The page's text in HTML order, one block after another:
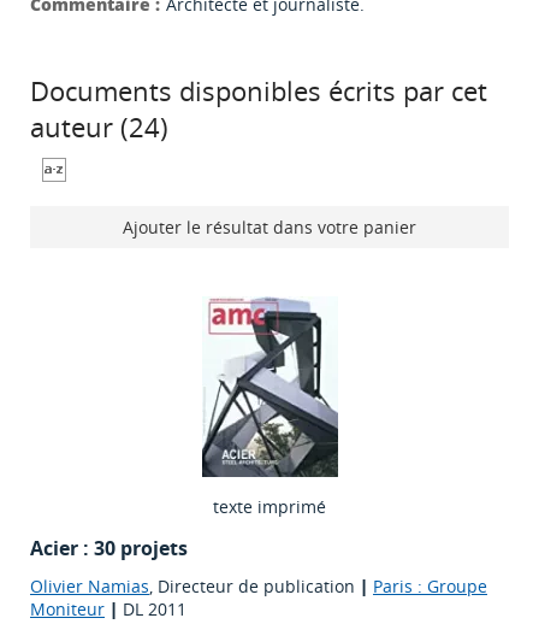
Documents disponibles écrits par cet
auteur (24)
Ajouter le résultat dans votre panier
texte imprimé
Acier : 30 projets
Olivier Namias, Directeur de publication | Paris : Groupe
Moniteur | DL 2011